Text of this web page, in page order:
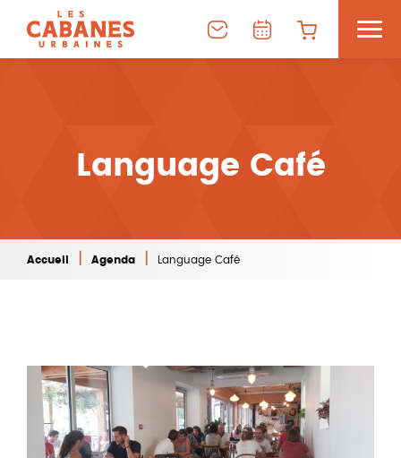
Language Café
Accueil Agenda Language Café